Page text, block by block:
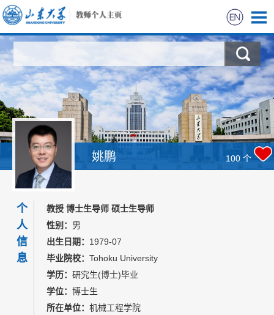
科学研究
教学研究
获奖信息
招生信息
学生信息
我的相册
教师博客
姚鹏 100 个
个
人
信
息
教授 博士生导师 硕士生导师
性别： 男
出生日期： 1979-07
毕业院校： Tohoku University
学历： 研究生(博士)毕业
学位： 博士生
所在单位： 机械工程学院